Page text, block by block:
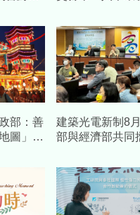
部：善
圖」
建築光電新制8月上
部與經濟部共同